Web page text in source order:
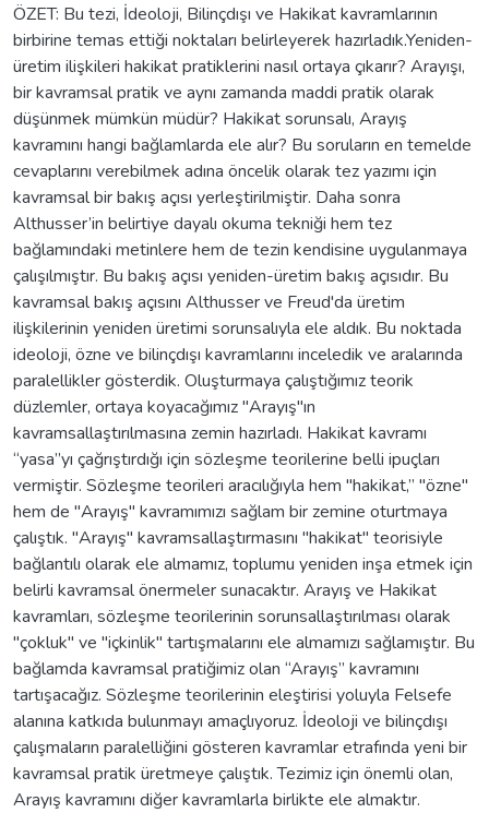
ÖZET: Bu tezi, İdeoloji, Bilinçdışı ve Hakikat kavramlarının
birbirine temas ettiği noktaları belirleyerek hazırladık.Yeniden-
üretim ilişkileri hakikat pratiklerini nasıl ortaya çıkarır? Arayışı,
bir kavramsal pratik ve aynı zamanda maddi pratik olarak
düşünmek mümkün müdür? Hakikat sorunsalı, Arayış
kavramını hangi bağlamlarda ele alır? Bu soruların en temelde
cevaplarını verebilmek adına öncelik olarak tez yazımı için
kavramsal bir bakış açısı yerleştirilmiştir. Daha sonra
Althusser’in belirtiye dayalı okuma tekniği hem tez
bağlamındaki metinlere hem de tezin kendisine uygulanmaya
çalışılmıştır. Bu bakış açısı yeniden-üretim bakış açısıdır. Bu
kavramsal bakış açısını Althusser ve Freud'da üretim
ilişkilerinin yeniden üretimi sorunsalıyla ele aldık. Bu noktada
ideoloji, özne ve bilinçdışı kavramlarını inceledik ve aralarında
paralellikler gösterdik. Oluşturmaya çalıştığımız teorik
düzlemler, ortaya koyacağımız "Arayış"ın
kavramsallaştırılmasına zemin hazırladı. Hakikat kavramı
“yasa”yı çağrıştırdığı için sözleşme teorilerine belli ipuçları
vermiştir. Sözleşme teorileri aracılığıyla hem "hakikat,” "özne"
hem de "Arayış" kavramımızı sağlam bir zemine oturtmaya
çalıştık. "Arayış" kavramsallaştırmasını "hakikat" teorisiyle
bağlantılı olarak ele almamız, toplumu yeniden inşa etmek için
belirli kavramsal önermeler sunacaktır. Arayış ve Hakikat
kavramları, sözleşme teorilerinin sorunsallaştırılması olarak
"çokluk" ve "içkinlik" tartışmalarını ele almamızı sağlamıştır. Bu
bağlamda kavramsal pratiğimiz olan “Arayış” kavramını
tartışacağız. Sözleşme teorilerinin eleştirisi yoluyla Felsefe
alanına katkıda bulunmayı amaçlıyoruz. İdeoloji ve bilinçdışı
çalışmaların paralelliğini gösteren kavramlar etrafında yeni bir
kavramsal pratik üretmeye çalıştık. Tezimiz için önemli olan,
Arayış kavramını diğer kavramlarla birlikte ele almaktır.